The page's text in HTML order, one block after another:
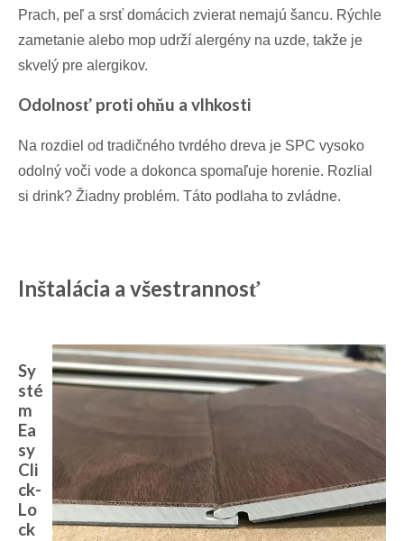
Prach, peľ a srsť domácich zvierat nemajú šancu. Rýchle
zametanie alebo mop udrží alergény na uzde, takže je
skvelý pre alergikov.
Odolnosť proti ohňu a vlhkosti
Na rozdiel od tradičného tvrdého dreva je SPC vysoko
odolný voči vode a dokonca spomaľuje horenie. Rozlial
si drink? Žiadny problém. Táto podlaha to zvládne.
Inštalácia a všestrannosť
Sy
sté
m
Ea
sy
Cli
ck-
Lo
ck